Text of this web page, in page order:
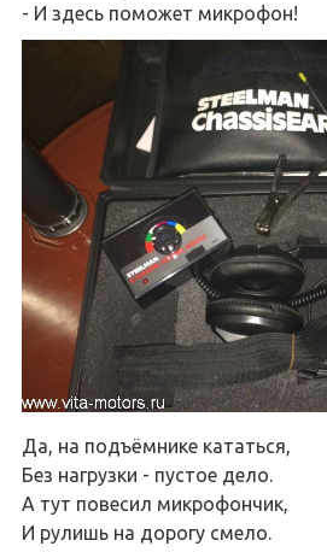
- И здесь поможет микрофон!
Да, на подъёмнике кататься,
Без нагрузки - пустое дело.
А тут повесил микрофончик,
И рулишь на дорогу смело.